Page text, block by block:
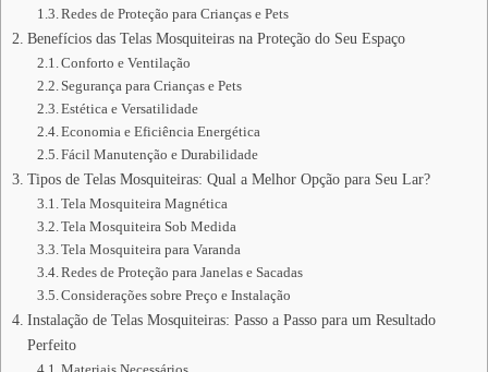
Redes de Proteção para Crianças e Pets
Benefícios das Telas Mosquiteiras na Proteção do Seu Espaço
Conforto e Ventilação
Segurança para Crianças e Pets
Estética e Versatilidade
Economia e Eficiência Energética
Fácil Manutenção e Durabilidade
Tipos de Telas Mosquiteiras: Qual a Melhor Opção para Seu Lar?
Tela Mosquiteira Magnética
Tela Mosquiteira Sob Medida
Tela Mosquiteira para Varanda
Redes de Proteção para Janelas e Sacadas
Considerações sobre Preço e Instalação
Instalação de Telas Mosquiteiras: Passo a Passo para um Resultado
Perfeito